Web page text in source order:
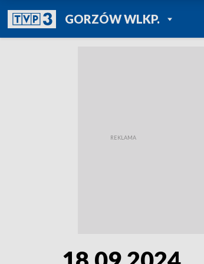
GORZÓW WLKP.POWRÓT DO
TVP REGIONY